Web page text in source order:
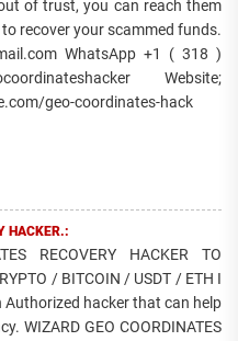
of trust, you can reach them
recover your scammed funds.
WhatsApp +1 ( 318 )
Website;
geo-coordinates-hack
HACKER.:
RECOVERY HACKER TO
/ BITCOIN / USDT / ETH I
hacker that can help
WIZARD GEO COORDINATES